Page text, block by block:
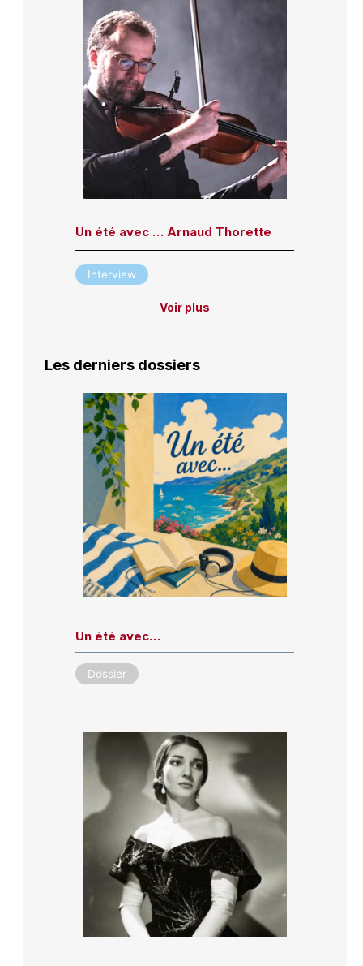
Un été avec … Arnaud Thorette
Interview
Voir plus
Les derniers dossiers
Un été avec…
Dossier